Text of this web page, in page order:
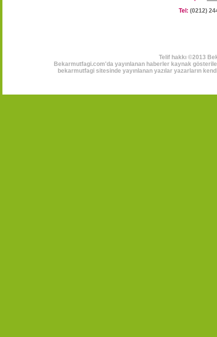
Tel: (0212)
Telif hakkı ©2013
Bekarmutfagi.com'da yayınlanan haberler kaynak
bekarmutfagi sitesinde yayınlanan yazılar yazarların